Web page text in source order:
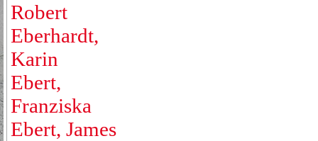
Robert
Eberhardt,
Karin
Ebert,
Franziska
Ebert, James